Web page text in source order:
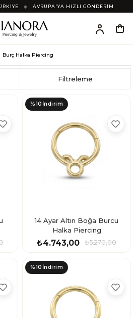
◆ AVRUPA'YA HIZLI GÖNDERİM
Burç Halka Piercing
Filtreleme
14 Ayar Altın Boğa Burcu
Halka Piercing
₺4.743,00 ₺5.270,00
%10 İndirim
%10 İndirim